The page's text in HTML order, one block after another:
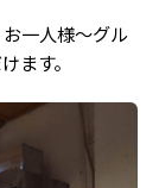
一人様～グル
ます。